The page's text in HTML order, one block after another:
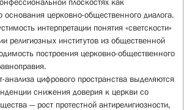
основания церковно-общественного диалога.
интерпретации понятия «светскости»
религиозных институтов из общественной
построения церковно-общественного
анализа цифрового пространства выделяются
снижения доверия к церкви со
— рост протестной антирелигиозности,